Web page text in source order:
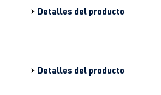
Detalles del producto
Detalles del producto